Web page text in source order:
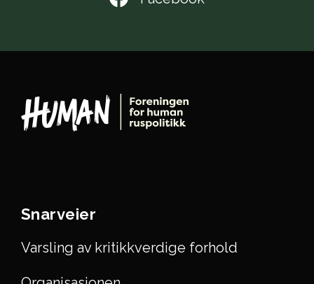
Snarveier
Varsling av kritikkverdige forhold